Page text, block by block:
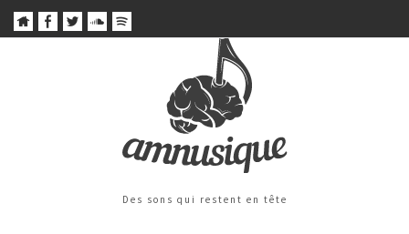
Des sons qui restent en tête